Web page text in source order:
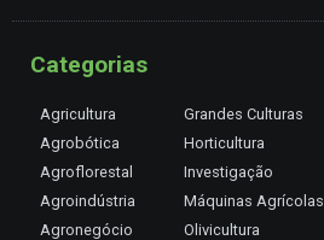
Categorias
Agricultura
Agrobótica
Agroflorestal
Agroindústria
Agronegócio
Grandes Culturas
Horticultura
Investigação
Máquinas Agrícolas
Olivicultura